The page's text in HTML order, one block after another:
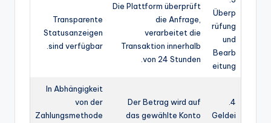
Überp
rüfung
und
Bearb
eitung
Die Plattform überprüft
die Anfrage,
verarbeitet die
Transaktion innerhalb
von 24 Stunden.
Transparente
Statusanzeigen
sind verfügbar.
Geldei
Der Betrag wird auf
das gewählte Konto
In Abhängigkeit
von der
Zahlungsmethode